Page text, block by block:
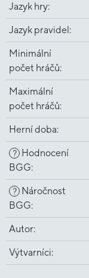
Jazyk hry:
Jazyk pravidel :
Minimální
počet hráčů:
Maximální
počet hráčů:
Herní doba:
?
Hodnocení
BGG:
?
Náročnost
BGG:
Autor:
Výtvarníci: